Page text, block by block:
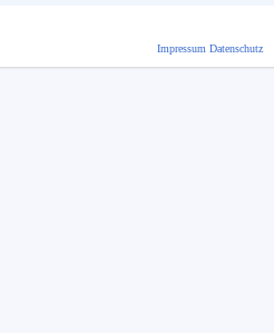
Impressum Datenschutz